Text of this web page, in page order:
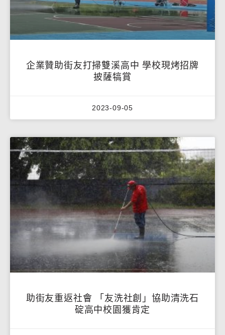
企業贊助街友打掃雙溪高中 學校現烤招牌
披薩犒賞
2023-09-05
助街友重返社會 「友洗社創」協助清洗石
碇高中校園獲肯定